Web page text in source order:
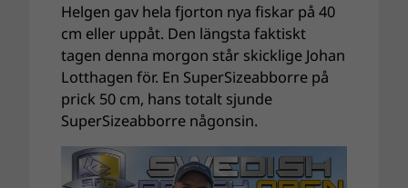
Helgen gav hela fjorton nya fiskar på 40
cm eller uppåt. Den längsta faktiskt
tagen denna morgon står skicklige Johan
Lotthagen för. En SuperSizeabborre på
prick 50 cm, hans totalt sjunde
SuperSizeabborre någonsin.